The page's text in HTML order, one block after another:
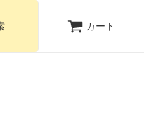
カート